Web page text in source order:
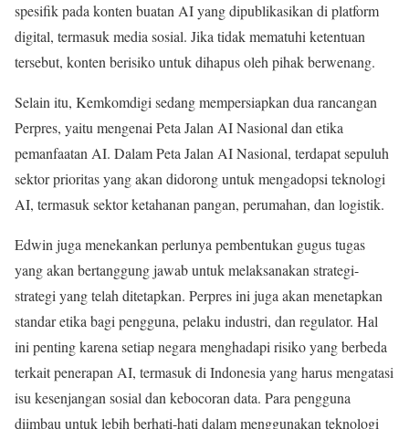
spesifik pada konten buatan AI yang dipublikasikan di platform
digital, termasuk media sosial. Jika tidak mematuhi ketentuan
tersebut, konten berisiko untuk dihapus oleh pihak berwenang.
Selain itu, Kemkomdigi sedang mempersiapkan dua rancangan
Perpres, yaitu mengenai Peta Jalan AI Nasional dan etika
pemanfaatan AI. Dalam Peta Jalan AI Nasional, terdapat sepuluh
sektor prioritas yang akan didorong untuk mengadopsi teknologi
AI, termasuk sektor ketahanan pangan, perumahan, dan logistik.
Edwin juga menekankan perlunya pembentukan gugus tugas
yang akan bertanggung jawab untuk melaksanakan strategi-
strategi yang telah ditetapkan. Perpres ini juga akan menetapkan
standar etika bagi pengguna, pelaku industri, dan regulator. Hal
ini penting karena setiap negara menghadapi risiko yang berbeda
terkait penerapan AI, termasuk di Indonesia yang harus mengatasi
isu kesenjangan sosial dan kebocoran data. Para pengguna
diimbau untuk lebih berhati-hati dalam menggunakan teknologi